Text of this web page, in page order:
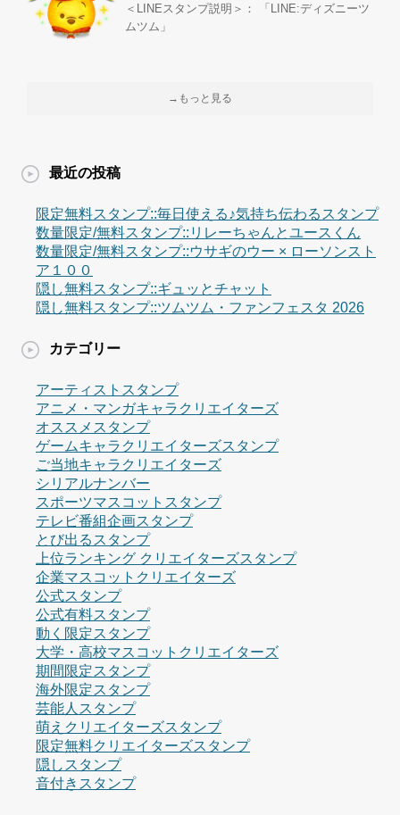
＜LINEスタンプ説明＞： 「LINE:ディズニーツ
ムツム」
→もっと見る
最近の投稿
限定無料スタンプ::毎日使える♪気持ち伝わるスタンプ
数量限定/無料スタンプ::リレーちゃんとユースくん
数量限定/無料スタンプ::ウサギのウー × ローソンスト
ア１００
隠し無料スタンプ::ギュッとチャット
隠し無料スタンプ::ツムツム・ファンフェスタ 2026
カテゴリー
アーティストスタンプ
アニメ・マンガキャラクリエイターズ
オススメスタンプ
ゲームキャラクリエイターズスタンプ
ご当地キャラクリエイターズ
シリアルナンバー
スポーツマスコットスタンプ
テレビ番組企画スタンプ
とび出るスタンプ
上位ランキング クリエイターズスタンプ
企業マスコットクリエイターズ
公式スタンプ
公式有料スタンプ
動く限定スタンプ
大学・高校マスコットクリエイターズ
期間限定スタンプ
海外限定スタンプ
芸能人スタンプ
萌えクリエイターズスタンプ
限定無料クリエイターズスタンプ
隠しスタンプ
音付きスタンプ